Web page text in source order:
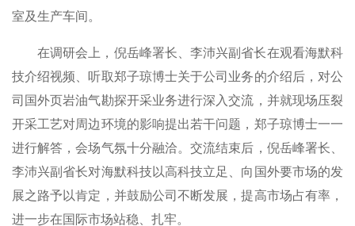
室及生产车间。
在调研会上，倪岳峰署长、李沛兴副省长在观看海默科
技介绍视频、听取郑子琼博士关于公司业务的介绍后，对公
司国外页岩油气勘探开采业务进行深入交流，并就现场压裂
开采工艺对周边环境的影响提出若干问题，郑子琼博士一一
进行解答，会场气氛十分融洽。交流结束后，倪岳峰署长、
李沛兴副省长对海默科技以高科技立足、向国外要市场的发
展之路予以肯定，并鼓励公司不断发展，提高市场占有率，
进一步在国际市场站稳、扎牢。